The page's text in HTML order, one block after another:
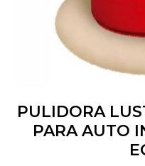
PULIDORA
PARA AUTO
Deportes
Camping
Jardín y Aire Libre